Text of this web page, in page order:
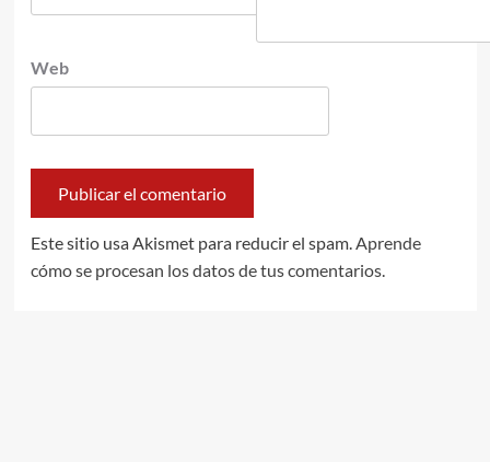
Web
Este sitio usa Akismet para reducir el spam.Aprende
cómo se procesan los datos de tus comentarios.